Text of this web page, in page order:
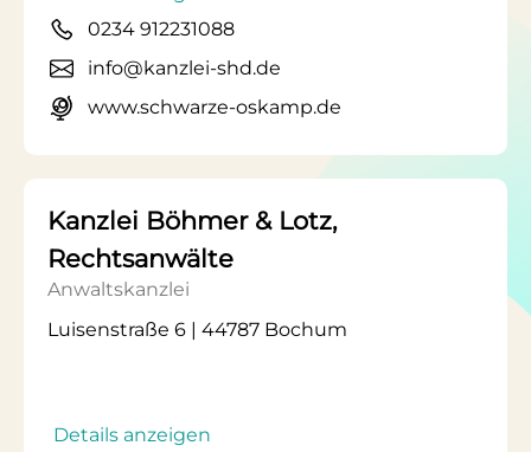
0234 912231088
info@kanzlei-shd.de
www.schwarze-oskamp.de
Kanzlei Böhmer & Lotz,
Rechtsanwälte
Anwaltskanzlei
Luisenstraße 6 | 44787 Bochum
Details anzeigen